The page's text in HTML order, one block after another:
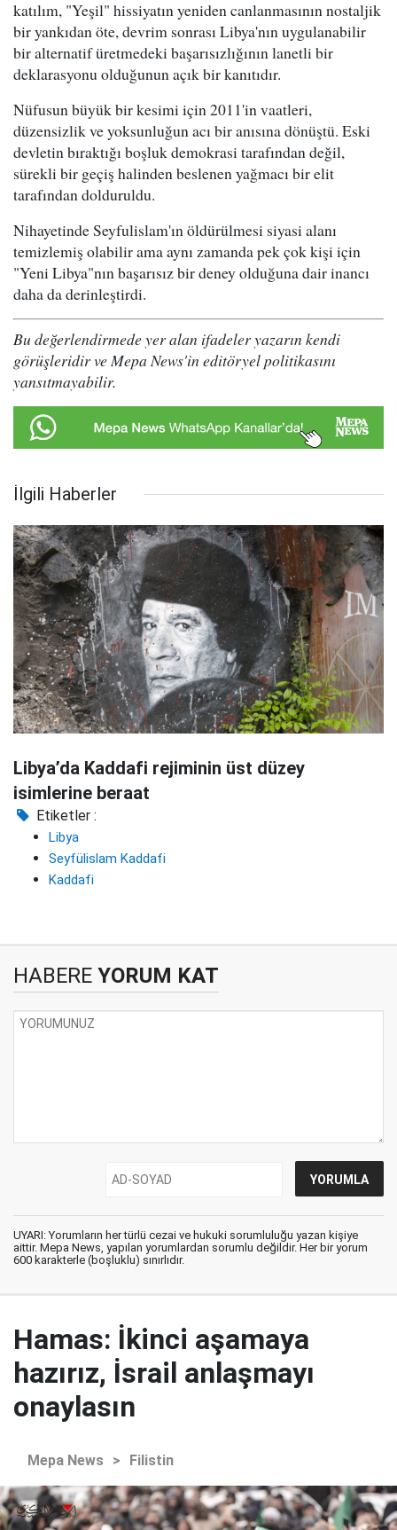
katılım, "Yeşil" hissiyatın yeniden canlanmasının nostaljik
bir yankıdan öte, devrim sonrası Libya'nın uygulanabilir
bir alternatif üretmedeki başarısızlığının lanetli bir
deklarasyonu olduğunun açık bir kanıtıdır.
Nüfusun büyük bir kesimi için 2011'in vaatleri,
düzensizlik ve yoksunluğun acı bir anısına dönüştü. Eski
devletin bıraktığı boşluk demokrasi tarafından değil,
sürekli bir geçiş halinden beslenen yağmacı bir elit
tarafından dolduruldu.
Nihayetinde Seyfulislam'ın öldürülmesi siyasi alanı
temizlemiş olabilir ama aynı zamanda pek çok kişi için
"Yeni Libya"nın başarısız bir deney olduğuna dair inancı
daha da derinleştirdi.
Bu değerlendirmede yer alan ifadeler yazarın kendi
görüşleridir ve Mepa News'in editöryel politikasını
yansıtmayabilir.
İlgili Haberler
Libya’da Kaddafi rejiminin üst düzey
isimlerine beraat
Etiketler :
Libya
Seyfülislam Kaddafi
Kaddafi
HABERE YORUM KAT
UYARI: Yorumların her türlü cezai ve hukuki sorumluluğu yazan kişiye
aittir. Mepa News, yapılan yorumlardan sorumlu değildir. Her bir yorum
600 karakterle (boşluklu) sınırlıdır.
Hamas: İkinci aşamaya
hazırız, İsrail anlaşmayı
onaylasın
Mepa News > Filistin